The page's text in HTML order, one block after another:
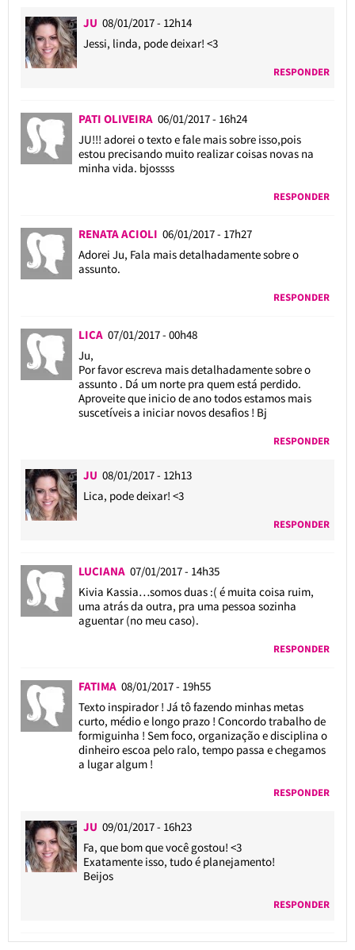
JU 08/01/2017 - 12h14
Jessi, linda, pode deixar! <3
RESPONDER
PATI OLIVEIRA 06/01/2017 - 16h24
JU!!! adorei o texto e fale mais sobre isso,pois
estou precisando muito realizar coisas novas na
minha vida. bjossss
RESPONDER
RENATA ACIOLI 06/01/2017 - 17h27
Adorei Ju, Fala mais detalhadamente sobre o
assunto.
RESPONDER
LICA 07/01/2017 - 00h48
Ju,
Por favor escreva mais detalhadamente sobre o
assunto . Dá um norte pra quem está perdido.
Aproveite que inicio de ano todos estamos mais
suscetíveis a iniciar novos desafios ! Bj
RESPONDER
JU 08/01/2017 - 12h13
Lica, pode deixar! <3
RESPONDER
LUCIANA 07/01/2017 - 14h35
Kivia Kassia…somos duas :( é muita coisa ruim,
uma atrás da outra, pra uma pessoa sozinha
aguentar (no meu caso).
RESPONDER
FATIMA 08/01/2017 - 19h55
Texto inspirador ! Já tô fazendo minhas metas
curto, médio e longo prazo ! Concordo trabalho de
formiguinha ! Sem foco, organização e disciplina o
dinheiro escoa pelo ralo, tempo passa e chegamos
a lugar algum !
RESPONDER
JU 09/01/2017 - 16h23
Fa, que bom que você gostou! <3
Exatamente isso, tudo é planejamento!
Beijos
RESPONDER